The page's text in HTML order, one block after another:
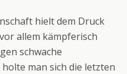
hielt dem Druck
allem kämpferisch
schwache
man sich die letzten